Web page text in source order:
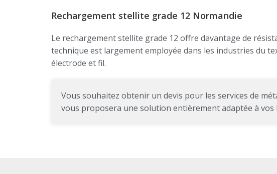
Rechargement stellite grade 12 Normandie
Le rechargement stellite grade 12 offre davantage de
technique est largement employée dans les industries du
électrode et fil.
Vous souhaitez obtenir un devis pour les services de
vous proposera une solution entièrement adaptée à